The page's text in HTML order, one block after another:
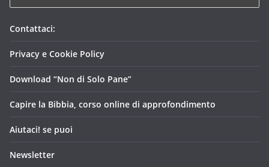
Contattaci:
Privacy e Cookie Policy
Download “Non di Solo Pane”
Capire la Bibbia, corso online di approfondimento
Aiutaci! se puoi
Newsletter